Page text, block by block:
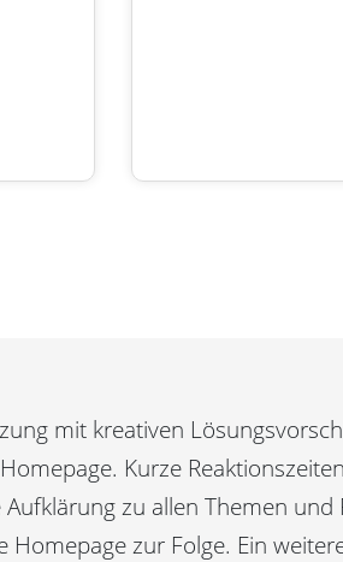
mit kreativen
Kurze
zu allen Themen und
Homepage zur Folge. Ein